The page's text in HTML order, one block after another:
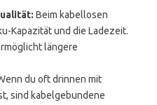
Beim kabellosen
Kapazität und die Ladezeit.
längere
du oft drinnen mit
sind kabelgebundene